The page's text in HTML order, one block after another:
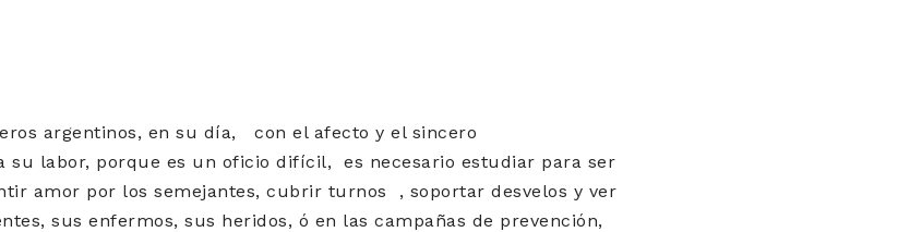
argentinos, en su día, con el afecto y el sincero
su labor, porque es un oficio difícil, es necesario estudiar para ser
amor por los semejantes, cubrir turnos , soportar desvelos y ver
sus enfermos, sus heridos, ó en las campañas de prevención,